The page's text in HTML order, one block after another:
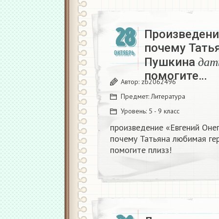
28
ОКТЯБРЬ
почему
Пушкина д а т
д а
помогите…
Автор: zb2062496
Предмет:Литература
Уровень: 5 - 9 класс
произведение «Евгений
почему Татьяна любимая
помогите плизз!